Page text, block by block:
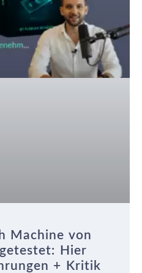
Machine von
Hier
+ Kritik